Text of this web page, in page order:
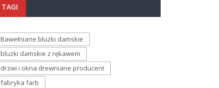
TAGI
Bawełniane bluzki damskie
bluzki damskie z rękawem
drzwi i okna drewniane producent
fabryka farb